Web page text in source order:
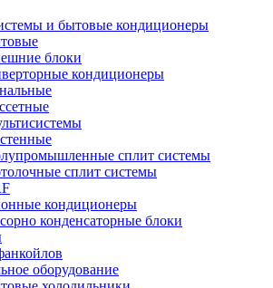
и бытовые кондиционеры
блоки
кондиционеры
сплит системы
сплит системы
кондиционеры
конденсаторные блоки
оборудование